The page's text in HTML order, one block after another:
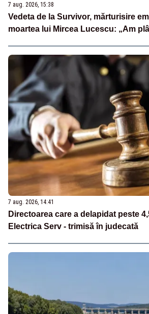
7 aug. 2026, 15:38
Vedeta de la Survivor, mărturisire
moartea lui Mircea Lucescu: „Am
7 aug. 2026, 14:41
Directoarea care a delapidat peste
Electrica Serv - trimisă în judecată